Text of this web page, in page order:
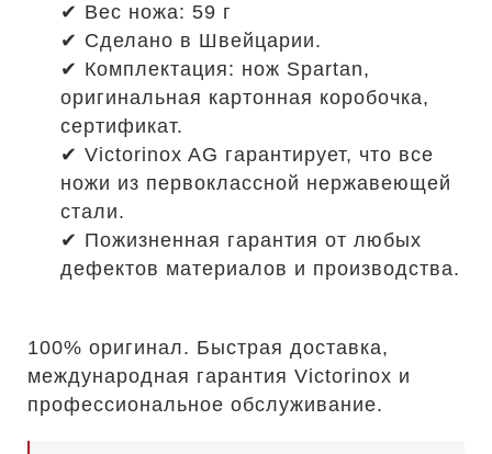
✔ Вес ножа: 59 г
✔ Сделано в Швейцарии.
✔ Комплектация: нож Spartan,
оригинальная картонная коробочка,
сертификат.
✔ Victorinox AG гарантирует, что все
ножи из первоклассной нержавеющей
стали.
✔ Пожизненная гарантия от любых
дефектов материалов и производства.
100% оригинал. Быстрая доставка,
международная гарантия Victorinox и
профессиональное обслуживание.